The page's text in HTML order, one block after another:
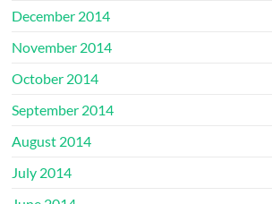
December 2014
November 2014
October 2014
September 2014
August 2014
July 2014